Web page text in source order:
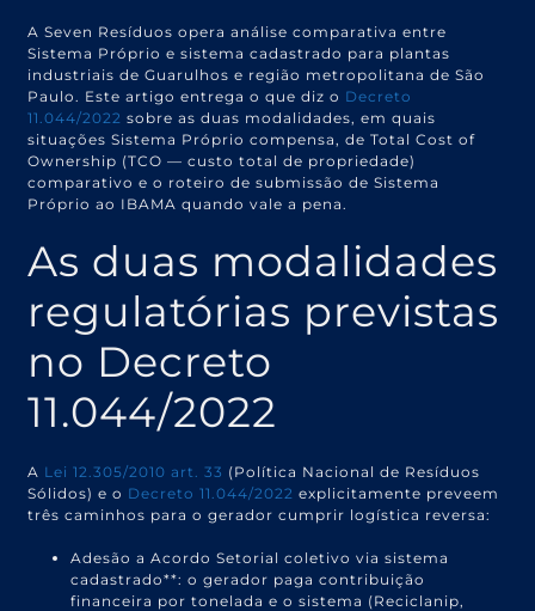
A Seven Resíduos opera análise comparativa entre
Sistema Próprio e sistema cadastrado para plantas
industriais de Guarulhos e região metropolitana de São
Paulo. Este artigo entrega o que diz o Decreto
11.044/2022 sobre as duas modalidades, em quais
situações Sistema Próprio compensa, de Total Cost of
Ownership (TCO — custo total de propriedade)
comparativo e o roteiro de submissão de Sistema
Próprio ao IBAMA quando vale a pena.
As duas modalidades
regulatórias previstas
no Decreto
11.044/2022
A Lei 12.305/2010 art. 33 (Política Nacional de Resíduos
Sólidos) e o Decreto 11.044/2022 explicitamente preveem
três caminhos para o gerador cumprir logística reversa:
Adesão a Acordo Setorial coletivo via sistema
cadastrado**: o gerador paga contribuição
financeira por tonelada e o sistema (Reciclanip,